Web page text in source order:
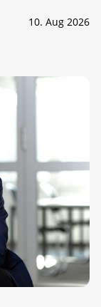
10. Aug 2026